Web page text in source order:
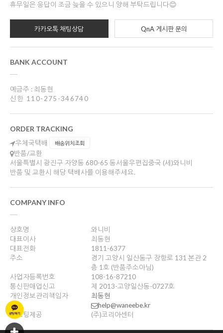
휴무일은 응답이 조금 늦을 수 있으니 양해 부탁드립니다😊
카카오톡 채팅상담 QnA 게시판 문의
BANK ACCOUNT
예금주 : 최동현
신한 110-275-346740
ORDER TRACKING
우체국택배 배송위치조회
반품/교환
서울특별시 광진구 자양동 680-65 동서울우편집중국 (세)와니비
반품 및 교환시 해당 택배사를 이용해주세요.
COMPANY INFO
상호명
와니비
대표이사
최동현
대표전화
1811-6377
주소
경기 고양시 일산동구 장항로 131 본관 2
층 1호 (반품주소아님)
사업자등록번호
108-16-87210
통신판매업신고
제 2013-고양일산동-0727호
개인정보관리책임자
최동현
help@waneebe.kr
호스팅제공
(주)코리아센터